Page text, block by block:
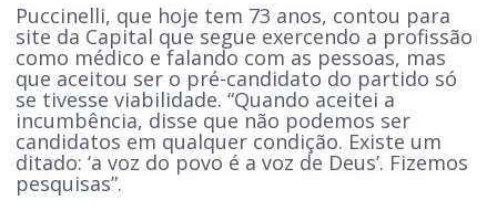
Puccinelli, que hoje tem 73 anos, contou para
site da Capital que segue exercendo a profissão
como médico e falando com as pessoas, mas
que aceitou ser o pré-candidato do partido só
se tivesse viabilidade. “Quando aceitei a
incumbência, disse que não podemos ser
candidatos em qualquer condição. Existe um
ditado: ‘a voz do povo é a voz de Deus’. Fizemos
pesquisas”.